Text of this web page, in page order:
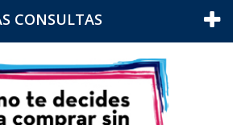
CONSULTAS